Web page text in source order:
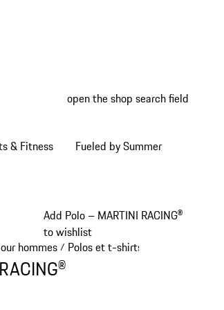
open the shop search field
& Fitness Fueled by Summer
Add Polo – MARTINI RACING®
to wishlist
hommes/ Polos et t-shirts